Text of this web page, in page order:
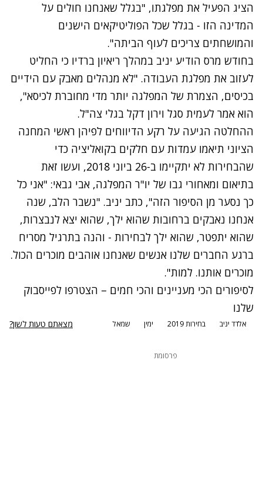
הציג הפעיל את מפלגתו, "בגלל שאנחנו חולים על
המדינה הזו - בגלל שכל הפוליטיקאים הישנים
והמושחתים צריכים לעוף הביתה".
בחודש מרס הודיע יניב במהלך ריאיון ברדיו כי החליט
לעזוב את מפלגת העבודה. "לא מנהלים מאבק עם הידיים
בכיסים, הצמרת של המפלגה יותר מדי מחוברת לכיסא",
הוא אמר לעמית סגל וירון דקל בגלי צה"ל.
ההחלטה הגיעה על רקע הדיווחים לפיהן ראשי המחנה
הציוני תיאמו עמדות עם חלקים בקואליציה כדי
שהבחירות לא יתקיימו ב-26 ביוני 2018, ועשו זאת
בתיאום ומאחורי גבו של יו"ר המפלגה, אבי גבאי: "אני כל
כך נסער מן הסיפור הזה", כתב יניב. "נשבר הלב, שנה
אנחנו נאבקים ברחובות שהוא ילך, שהוא יצא לנבצרות,
שהוא יתפטר, שהוא ילך לבחירות - והנה בתרגיל מסריח
ברגע החברים שלנו אנשים שאנחנו אוהבים מוכרים הכול.
מוכרים אותנו. למות".‎
לסיפורים הכי מעניינים והכי חמים – הצטרפו לפייסבוק
שלנו
אלדד יניב בחירות 2019 ימין שמאל מצאתם טעות לשון?
פרסומת